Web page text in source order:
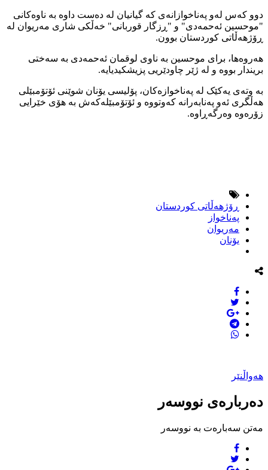
دوو کەس لەو پەناخوازانەی کە گیانیان لە دەست داوە بە ناوەکانی
"موحسین ئەحمەدی" و "ڕزگار قوربانی" خەڵکی شاری مەریوان لە
ڕۆژهەڵاتی کوردستان بوون.
هەروەها، برای موحسین بە ناوی لوقمان ئەحمەدی بە سەختی
بریندار بووە و لە ژێر چاودێریی پزیشکیدیایە.
بە وتەی یەکێک لە پەناخوازەکان، پۆلیسی یۆنان شوێنی ئۆتۆمبێلی
هەڵگری ئەو پەنابەرانە کەوتووە و ئۆتۆمبێلەکەش بە هۆی خێرایی
زۆرەوە وەرگەڕاوە.
ڕۆژهەڵاتی کوردستان
پەناخواز
مەریوان
یۆنان
هەواڵنێر
دەربارەی نووسەر
مەتن سەبارەت بە نووسەر